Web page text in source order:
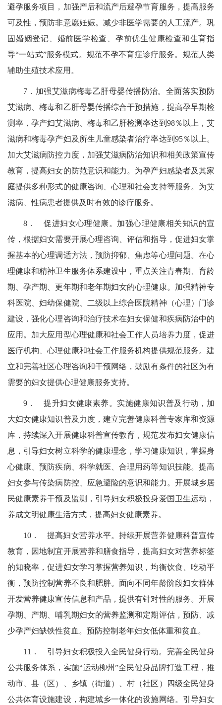
避孕服务项目，加强产后和流产后避孕节育服务，提高服务
可及性，预防非意愿妊娠。减少非医学需要的人工流产。 巩
固婚姻登记、婚前医学检查、孕前优生健康检查和生育指
导“一站式”服务模式。 规范不孕不育症诊疗服务。规范人类
辅助生殖技术应用。
7．加强艾滋病梅毒乙肝母婴传播防治。全面落实预防
艾滋病、梅毒和乙肝母婴传播综合干预措施，提高孕早期检
测率，孕产妇艾滋病、梅毒和乙肝检测率达到98％以上，艾
滋病和梅毒孕产妇及所生儿童感染者治疗率达到95％以上。
加大艾滋病防控力度，加强艾滋病防治知识和相关政策宣传
教育，提高妇女的防范意识和能力。为孕产妇感染者及其家
庭提供多种形式的健康咨询、心理和社会支持等服务。为艾
滋病、性病患者提供及时有效的诊疗服务。
8．促进妇女心理健康。加强心理健康相关知识的宣
传，根据妇女需要开展心理咨询、评估和指导，促进妇女掌
握基本的心理调适方法，预防抑郁、焦虑等心理问题。在心
理健康和精神卫生服务体系建设中，重点关注青春期、 育龄
期、孕产期、更年期和老年期妇女的心理健康。加强精神专
科医院、妇幼保健院、二级以上综合医院精神（心理）门诊
建设 ，强化心理咨询和治疗技术在妇女保健和疾病防治中的
应用。加大应用型心理健康和社会工作人员培养力度，促进
医疗机构、心理健康和社会工作服务机构提供规范服务。建
立和完善社区心理咨询和干预网络，鼓励有条件的社区为有
需要的妇女提供心理健康服务支持。
9．提升妇女健康素养。实施健康知识普及行动，加
大妇女健康知识普及力度，建立完善健康科普专家库和资源
库，持续深入开展健康科普宣传教育，规范发布妇女健康信
息，引导妇女树立科学的健康理念，学习健康知识，掌握身
心健康、预防疾病、科学就医、合理用药等知识技能。提高
妇女参与传染病防控、应急避险的意识和能力。开展城乡居
民健康素养干预及监测，引导妇女积极投身爱国卫生运动，
养成文明健康生活方式，提高妇女健康素养。
10．提高妇女营养水平。持续开展营养健康科普宣传
教育，因地制宜开展营养和膳食指导，提高妇女对营养标签
的知晓率，促进妇女学习掌握营养知识，均衡饮食、吃动平
衡，预防控制营养不良和肥胖。面向不同年龄阶段妇女群体
开发营养健康宣传信息和产品，提供有针对性的服务。开展
孕期、产期、 哺乳期妇女的营养监测和定期评估，预防、减
少孕产妇缺铁性贫血。预防控制老年妇女低体重和贫血。
11． 引导妇女积极投入全民健身行动。完善全民健身
公共服务体系，实施“运动柳州”全民健身品牌打造工程，推
动市、县（区）、乡镇（街道）、村（社区）四级全民健身
公共体育设施建设，构建城乡一体化的设施网络。引导妇女